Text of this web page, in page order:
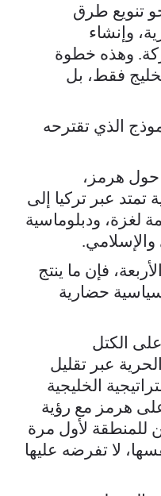
تنويع طرق
وإنشاء
وهذه خطوة
فقط، بل
الذي تقترحه
حول هرمز،
عبر تركيا إلى
لغزة، ودبلوماسية
والإسلامي.
فإن ما ينتج
حضارية
الكتل
عبر تقليل
الخليجية
على هرمز مع رؤية
للمنطقة لأول مرة
لا تفرضه عليها